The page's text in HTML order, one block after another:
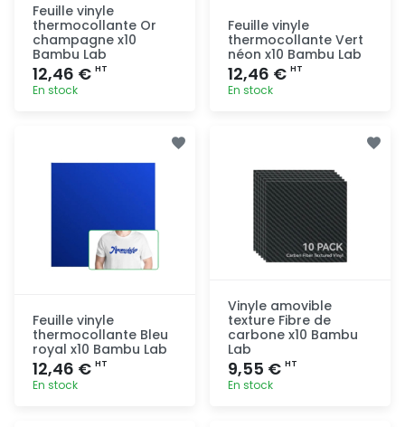
Feuille vinyle
thermocollante Or
champagne x10
Bambu Lab
12,46 € HT
En stock
Feuille vinyle
thermocollante Vert
néon x10 Bambu Lab
12,46 € HT
En stock
Feuille vinyle
thermocollante Bleu
royal x10 Bambu Lab
12,46 € HT
En stock
Vinyle amovible
texture Fibre de
carbone x10 Bambu
Lab
9,55 € HT
En stock